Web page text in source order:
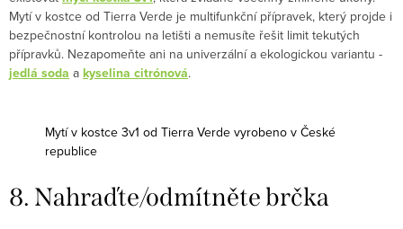
Mytí v kostce od Tierra Verde je multifunkční přípravek, který projde i
bezpečnostní kontrolou na letišti a nemusíte řešit limit tekutých
přípravků. Nezapomeňte ani na univerzální a ekologickou variantu -
jedlá soda a kyselina citrónová.
Mytí v kostce 3v1 od Tierra Verde vyrobeno v České
republice
8. Nahraďte/odmítněte brčka